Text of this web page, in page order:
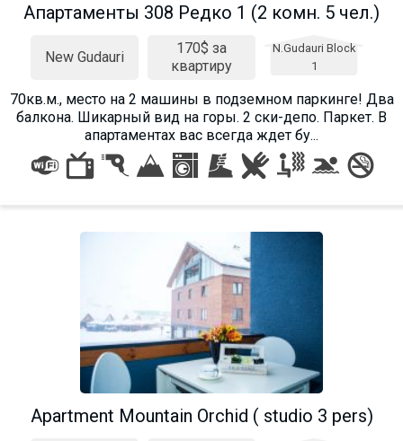
Апартаменты 308 Редко 1 (2 комн. 5 чел.)
New Gudauri
170$ за
квартиру
N.Gudauri Block
1
70кв.м., место на 2 машины в подземном паркинге! Два
балкона. Шикарный вид на горы. 2 ски-депо. Паркет. В
апартаментах вас всегда ждет бу...
Apartment Mountain Orchid ( studio 3 pers)